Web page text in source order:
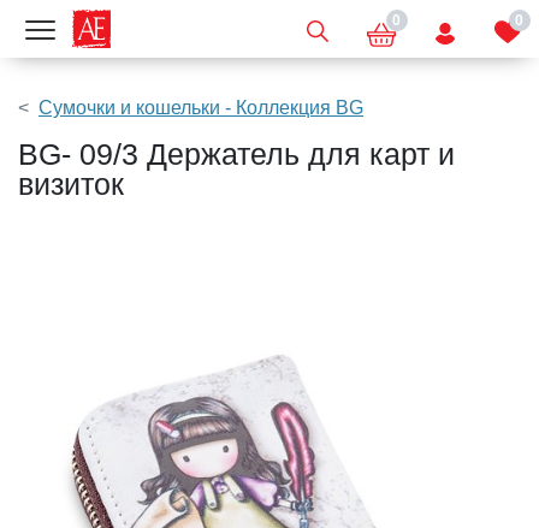
Показать меню 0 0
Сумочки и кошельки - Коллекция BG
BG- 09/3 Держатель для карт и
визиток